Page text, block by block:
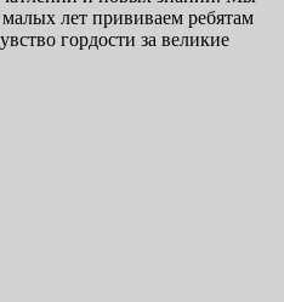
лет прививаем ребятам
гордости за великие